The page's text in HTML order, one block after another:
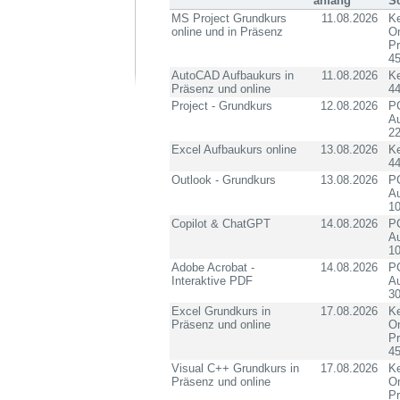
MS Project Grundkurs
online und in Präsenz
11.08.2026
AutoCAD Aufbaukurs in
Präsenz und online
11.08.2026
Project - Grundkurs
12.08.2026
Excel Aufbaukurs online
13.08.2026
Outlook - Grundkurs
13.08.2026
Copilot & ChatGPT
14.08.2026
Adobe Acrobat -
Interaktive PDF
14.08.2026
Excel Grundkurs in
Präsenz und online
17.08.2026
Visual C++ Grundkurs in
Präsenz und online
17.08.2026